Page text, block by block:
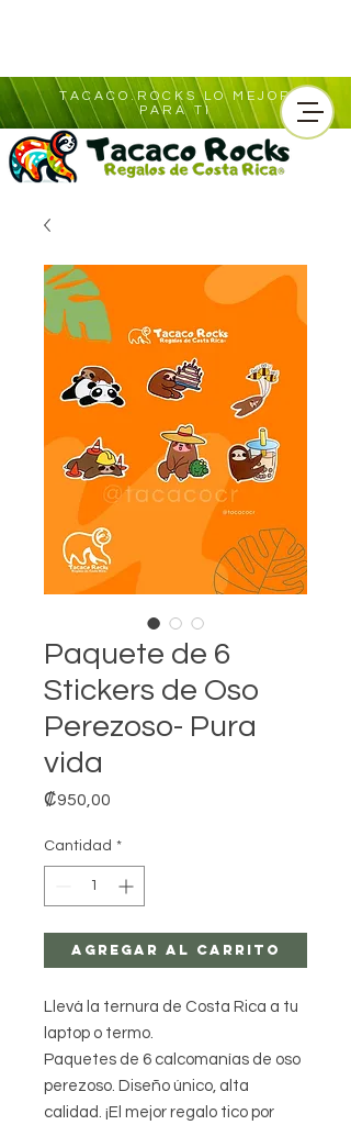
TACACO.ROCKS LO MEJOR
PARA TI
Paquete de 6
Stickers de Oso
Perezoso- Pura
vida
₡950,00
Cantidad *
Agregar al carrito
Llevá la ternura de Costa Rica a tu
laptop o termo.
Paquetes de 6 calcomanías de oso
perezoso. Diseño único, alta
calidad. ¡El mejor regalo tico por